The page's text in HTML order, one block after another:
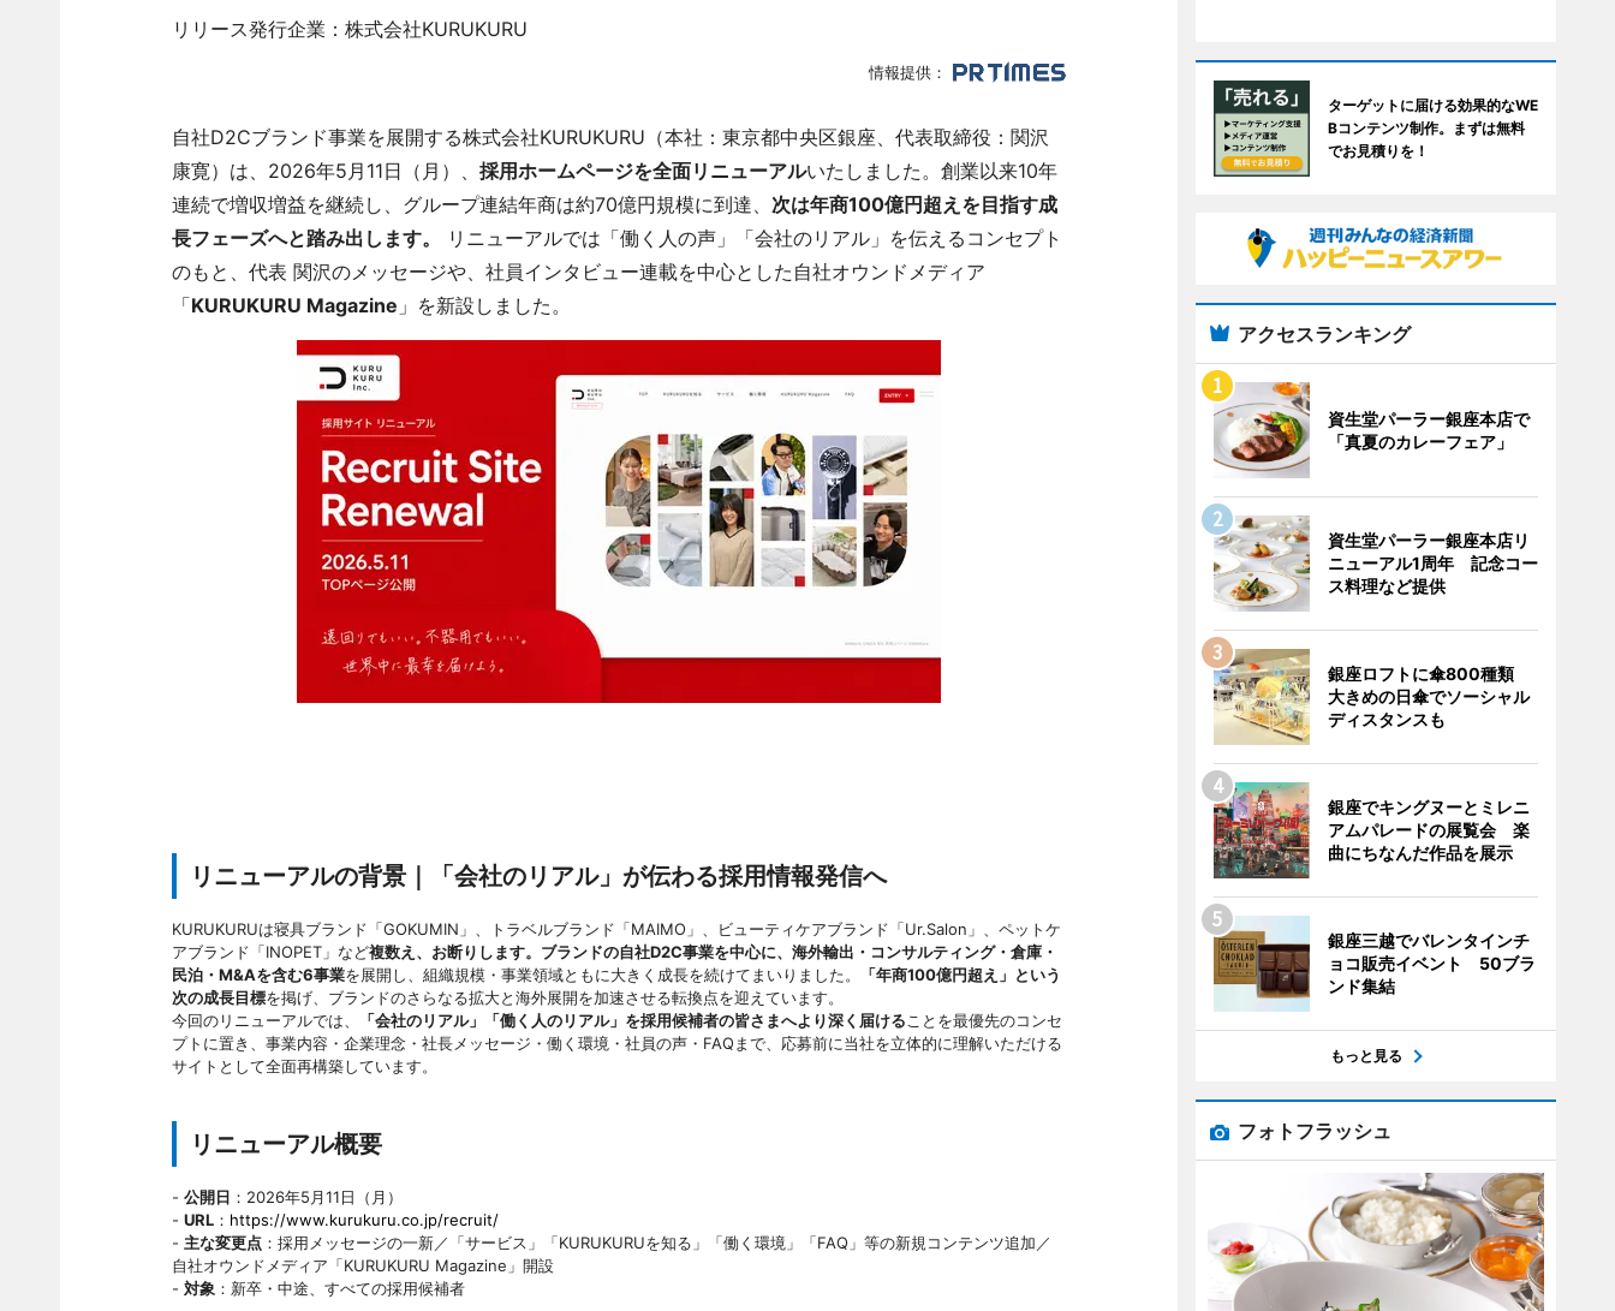
リリース発行企業：株式会社KURUKURU
情報提供：
自社D2Cブランド事業を展開する株式会社KURUKURU（本社：東京都中央区銀座、代表取締役：関沢
康寛）は、2026年5月11日（月）、 採用ホームページを全面リニューアルいたしました。創業以来10年
連続で増収増益を継続し、グループ連結年商は約70億円規模に到達、 次は年商100億円超えを目指す成
長フェーズへと踏み出します。
リニューアルでは「働く人の声」「会社のリアル」を伝えるコンセプト
のもと、代表 関沢のメッセージや、社員インタビュー連載を中心とした自社オウンドメディア
「KURUKURU Magazine 」を新設しました。
リニューアルの背景｜「会社のリアル」が伝わる採用情報発信へ
KURUKURUは寝具ブランド「GOKUMIN」、トラベルブランド「MAIMO」、ビューティケアブランド「Ur.Salon」、ペットケ
アブランド「INOPET」など複数え、お断りします。ブランドの自社D2C事業を中心に、海外輸出・コンサルティング・倉庫・
民泊・M&Aを含む6事業を展開し、組織規模・事業領域ともに大きく成長を続けてまいりました。
「年商100億円超え」という
次の成長目標を掲げ、ブランドのさらなる拡大と海外展開を加速させる転換点を迎えています。
今回のリニューアルでは、
「会社のリアル」「働く人のリアル」を採用候補者の皆さまへより深く届ける ことを最優先のコンセ
プトに置き、事業内容・企業理念・社長メッセージ・働く環境・社員の声・FAQまで、応募前に当社を立体的に理解いただける
サイトとして全面再構築しています。
リニューアル概要
- 公開日 ：2026年5月11日（月）
- URL： https://www.kurukuru.co.jp/recruit/
- 主な変更点：採用メッセージの一新／「サービス」「KURUKURUを知る」「働く環境」「FAQ」等の新規コンテンツ追加／
自社オウンドメディア「KURUKURU Magazine」開設
- 対象 ：新卒・中途、すべての採用候補者
ターゲットに届ける効果的なWE
Bコンテンツ制作。まずは無料
でお見積りを！
アクセスランキング
資生堂パーラー銀座本店で
「真夏のカレーフェア」
資生堂パーラー銀座本店リ
ニューアル1周年 記念コー
ス料理など提供
銀座ロフトに傘800種類
大きめの日傘でソーシャル
ディスタンスも
銀座でキングヌーとミレニ
アムパレードの展覧会 楽
曲にちなんだ作品を展示
銀座三越でバレンタインチ
ョコ販売イベント 50ブラ
ンド集結
もっと見る
フォトフラッシュ